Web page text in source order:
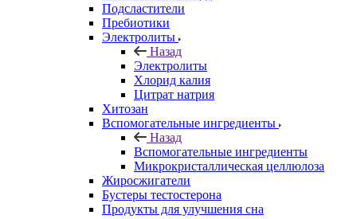
Подсластители
Пребиотики
Электролиты
Назад
Электролиты
Хлорид калия
Цитрат натрия
Хитозан
Вспомогательные ингредиенты
Назад
Вспомогательные ингредиенты
Микрокристаллическая целлюлоза
Жиросжигатели
Бустеры тестостерона
Продукты для улучшения сна